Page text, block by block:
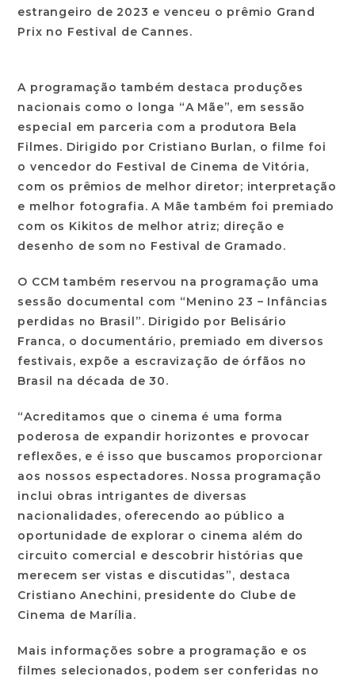
estrangeiro de 2023 e venceu o prêmio Grand
Prix no Festival de Cannes.
A programação também destaca produções
nacionais como o longa “A Mãe”, em sessão
especial em parceria com a produtora Bela
Filmes. Dirigido por Cristiano Burlan, o filme foi
o vencedor do Festival de Cinema de Vitória,
com os prêmios de melhor diretor; interpretação
e melhor fotografia. A Mãe também foi premiado
com os Kikitos de melhor atriz; direção e
desenho de som no Festival de Gramado.
O CCM também reservou na programação uma
sessão documental com “Menino 23 – Infâncias
perdidas no Brasil”. Dirigido por Belisário
Franca, o documentário, premiado em diversos
festivais, expõe a escravização de órfãos no
Brasil na década de 30.
“Acreditamos que o cinema é uma forma
poderosa de expandir horizontes e provocar
reflexões, e é isso que buscamos proporcionar
aos nossos espectadores. Nossa programação
inclui obras intrigantes de diversas
nacionalidades, oferecendo ao público a
oportunidade de explorar o cinema além do
circuito comercial e descobrir histórias que
merecem ser vistas e discutidas”, destaca
Cristiano Anechini, presidente do Clube de
Cinema de Marília.
Mais informações sobre a programação e os
filmes selecionados, podem ser conferidas no